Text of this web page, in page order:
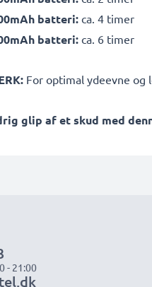
batteri: ca. 4 timer
batteri: ca. 6 timer
For optimal ydeevne
glip af et skud med
- 21:00